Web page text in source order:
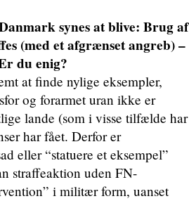
synes at blive: Brug af
(med et afgrænset angreb) –
du enig?
at finde nylige eksempler,
og forarmet uran ikke er
lande (som i visse tilfælde har
har fået. Derfor er
eller “statuere et eksempel”
straffeaktion uden FN-
i militær form, uanset